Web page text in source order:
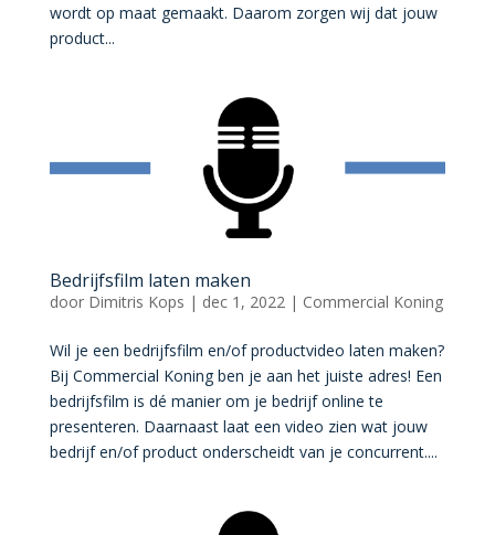
wordt op maat gemaakt. Daarom zorgen wij dat jouw
product...
Bedrijfsfilm laten maken
door Dimitris Kops | dec 1, 2022| Commercial Koning
Wil je een bedrijfsfilm en/of productvideo laten maken?
Bij Commercial Koning ben je aan het juiste adres! Een
bedrijfsfilm is dé manier om je bedrijf online te
presenteren. Daarnaast laat een video zien wat jouw
bedrijf en/of product onderscheidt van je concurrent....